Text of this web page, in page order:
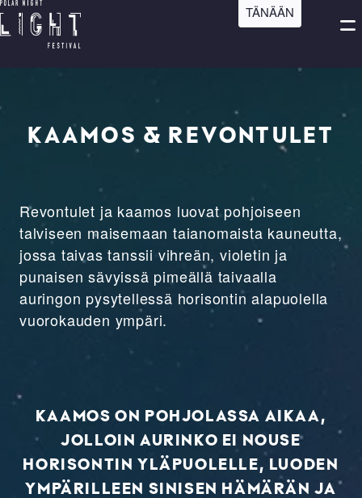
Hyppää
pääsisältöön
TÄNÄÄN
Open
KAAMOS & REVONTULET
Revontulet ja kaamos luovat pohjoiseen
talviseen maisemaan taianomaista kauneutta,
jossa taivas tanssii vihreän, violetin ja
punaisen sävyissä pimeällä taivaalla
auringon pysytellessä horisontin alapuolella
vuorokauden ympäri.
KAAMOS ON POHJOLASSA AIKAA,
JOLLOIN AURINKO EI NOUSE
HORISONTIN YLÄPUOLELLE, LUODEN
YMPÄRILLEEN SINISEN HÄMÄRÄN JA